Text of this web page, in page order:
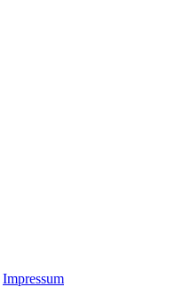
Impressum